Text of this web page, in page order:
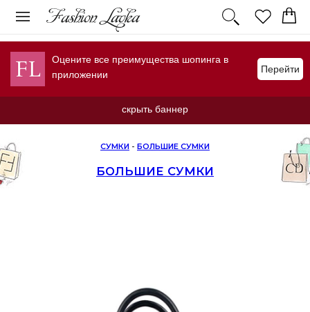
Оцените все преимущества шопинга в
приложении
Перейти
скрыть баннер
СУМКИ - БОЛЬШИЕ СУМКИ
БОЛЬШИЕ СУМКИ